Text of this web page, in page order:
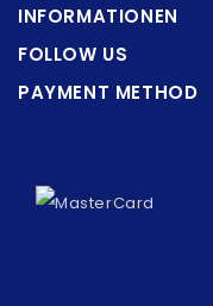
INFORMATIONEN
FOLLOW US
PAYMENT METHOD